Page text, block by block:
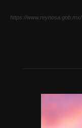
https://www.reynosa.gob.mx/